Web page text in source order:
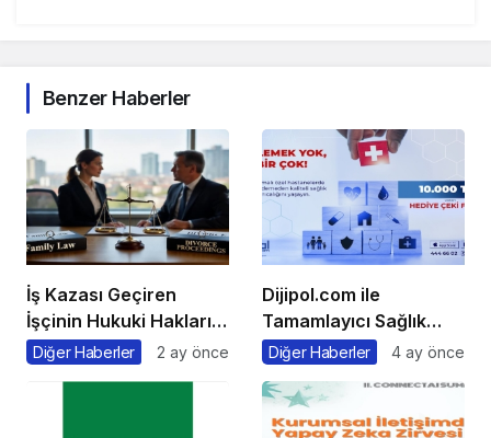
Benzer Haberler
İş Kazası Geçiren
İşçinin Hukuki Hakları
Nelerdir?
Diğer Haberler 2 ay önce
Dijipol.com ile
Tamamlayıcı Sağlık
Sigortası Rehberi Aile
Altına Almanın en Kolay
Yolu
Diğer Haberler 4 ay önce